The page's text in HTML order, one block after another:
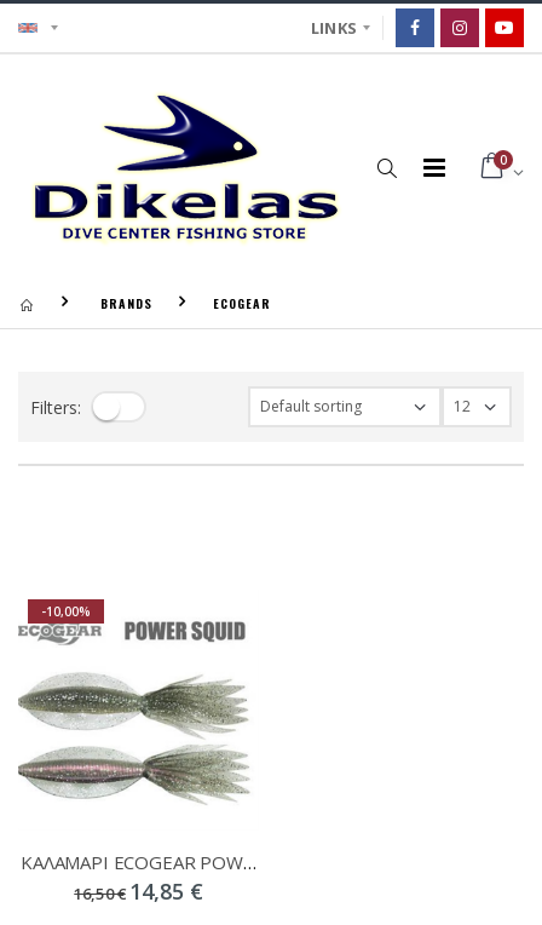
LINKS
0
BRANDS ECOGEAR
Filters:
-10,00%
ΚΑΛΑΜΑΡΙ ECOGEAR POWER SQUID 7INCH 2ΤΕΜ.
16,50 € 14,85 €